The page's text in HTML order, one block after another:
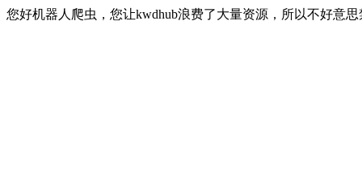
您好机器人爬虫，您让kwdhub浪费了大量资源，所以不好意